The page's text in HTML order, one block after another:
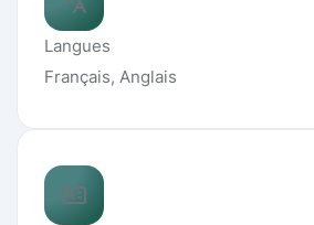
Langues
Français, Anglais